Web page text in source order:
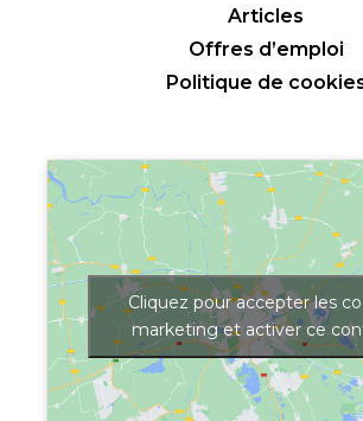
Articles
Offres d’emploi
Politique de
Cliquez pour accepter les
marketing et activer ce